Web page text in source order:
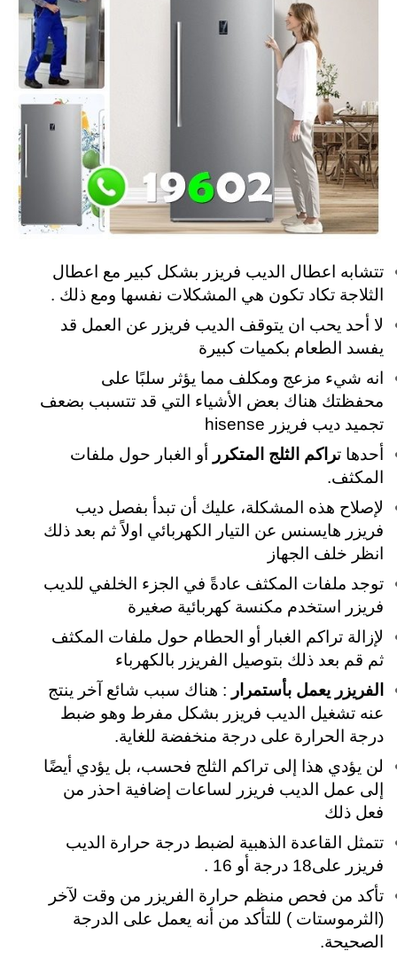
تتشابه اعطال الديب فريزر بشكل كبير مع اعطال
الثلاجة تكاد تكون هي المشكلات نفسها ومع ذلك .
لا أحد يحب ان يتوقف الديب فريزر عن العمل قد
يفسد الطعام بكميات كبيرة
انه شيء مزعج ومكلف مما يؤثر سلبًا على
محفظتك هناك بعض الأشياء التي قد تتسبب بضعف
تجميد ديب فريزر hisense
أحدها تراكم الثلج المتكرر أو الغبار حول ملفات
المكثف.
لإصلاح هذه المشكلة، عليك أن تبدأ بفصل ديب
فريزر هايسنس عن التيار الكهربائي اولاً ثم بعد ذلك
انظر خلف الجهاز
توجد ملفات المكثف عادةً في الجزء الخلفي للديب
فريزر استخدم مكنسة كهربائية صغيرة
لإزالة تراكم الغبار أو الحطام حول ملفات المكثف
ثم قم بعد ذلك بتوصيل الفريزر بالكهرباء
الفريزر يعمل بأستمرار : هناك سبب شائع آخر ينتج
عنه تشغيل الديب فريزر بشكل مفرط وهو ضبط
درجة الحرارة على درجة منخفضة للغاية.
لن يؤدي هذا إلى تراكم الثلج فحسب، بل يؤدي أيضًا
إلى عمل الديب فريزر لساعات إضافية احذر من
فعل ذلك
تتمثل القاعدة الذهبية لضبط درجة حرارة الديب
فريزر على18 درجة أو 16 .
تأكد من فحص منظم حرارة الفريزر من وقت لآخر
(الثرموستات ) للتأكد من أنه يعمل على الدرجة
الصحيحة.